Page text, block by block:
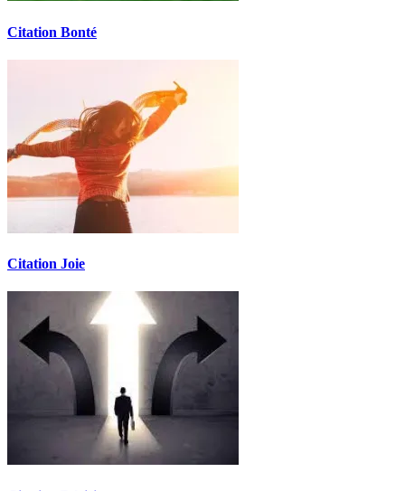
Citation Bonté
Citation Joie